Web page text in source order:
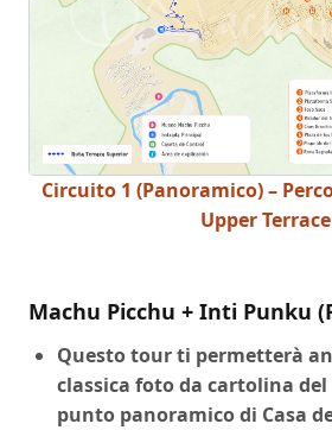
Circuito 1 (Panoramico) –
Upper Terrace
Machu Picchu + Inti Punku
Questo tour ti permetterà
classica foto da cartolina
punto panoramico di Casa